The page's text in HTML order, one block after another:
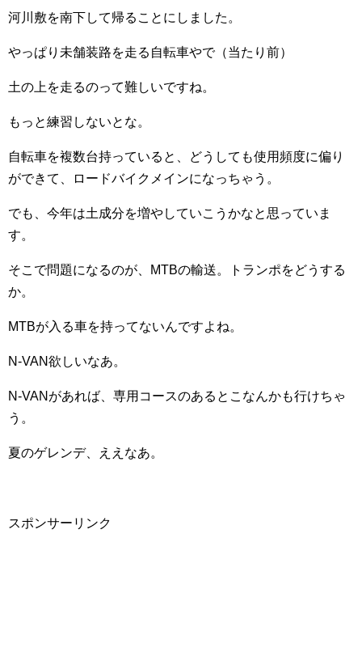
河川敷を南下して帰ることにしました。
やっぱり未舗装路を走る自転車やで（当たり前）
土の上を走るのって難しいですね。
もっと練習しないとな。
自転車を複数台持っていると、どうしても使用頻度に偏り
ができて、ロードバイクメインになっちゃう。
でも、今年は土成分を増やしていこうかなと思っていま
す。
そこで問題になるのが、MTBの輸送。トランポをどうする
か。
MTBが入る車を持ってないんですよね。
N-VAN欲しいなあ。
N-VANがあれば、専用コースのあるとこなんかも行けちゃ
う。
夏のゲレンデ、ええなあ。
スポンサーリンク